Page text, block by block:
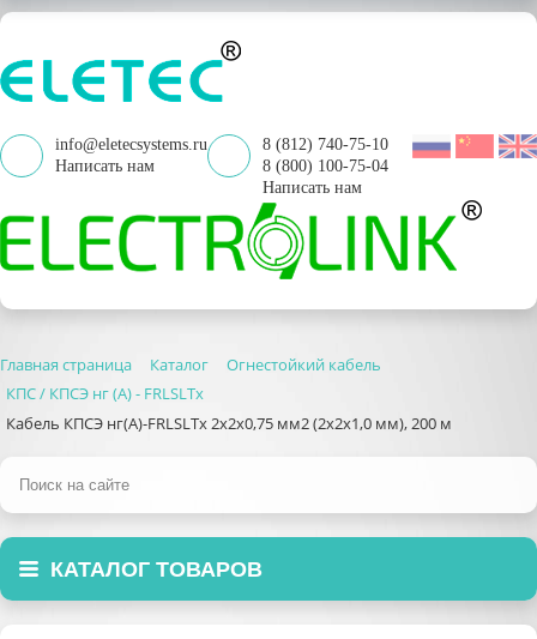
info@eletecsystems.ru
Написать нам
8 (812) 740-75-10
8 (800) 100-75-04
Написать нам
Главная страница Каталог
Огнестойкий кабель
КПС / КПСЭ нг (А) - FRLSLTx
Кабель КПСЭ нг(А)-FRLSLTx 2х2х0,75 мм2 (2х2х1,0 мм), 200 м
КАТАЛОГ ТОВАРОВ